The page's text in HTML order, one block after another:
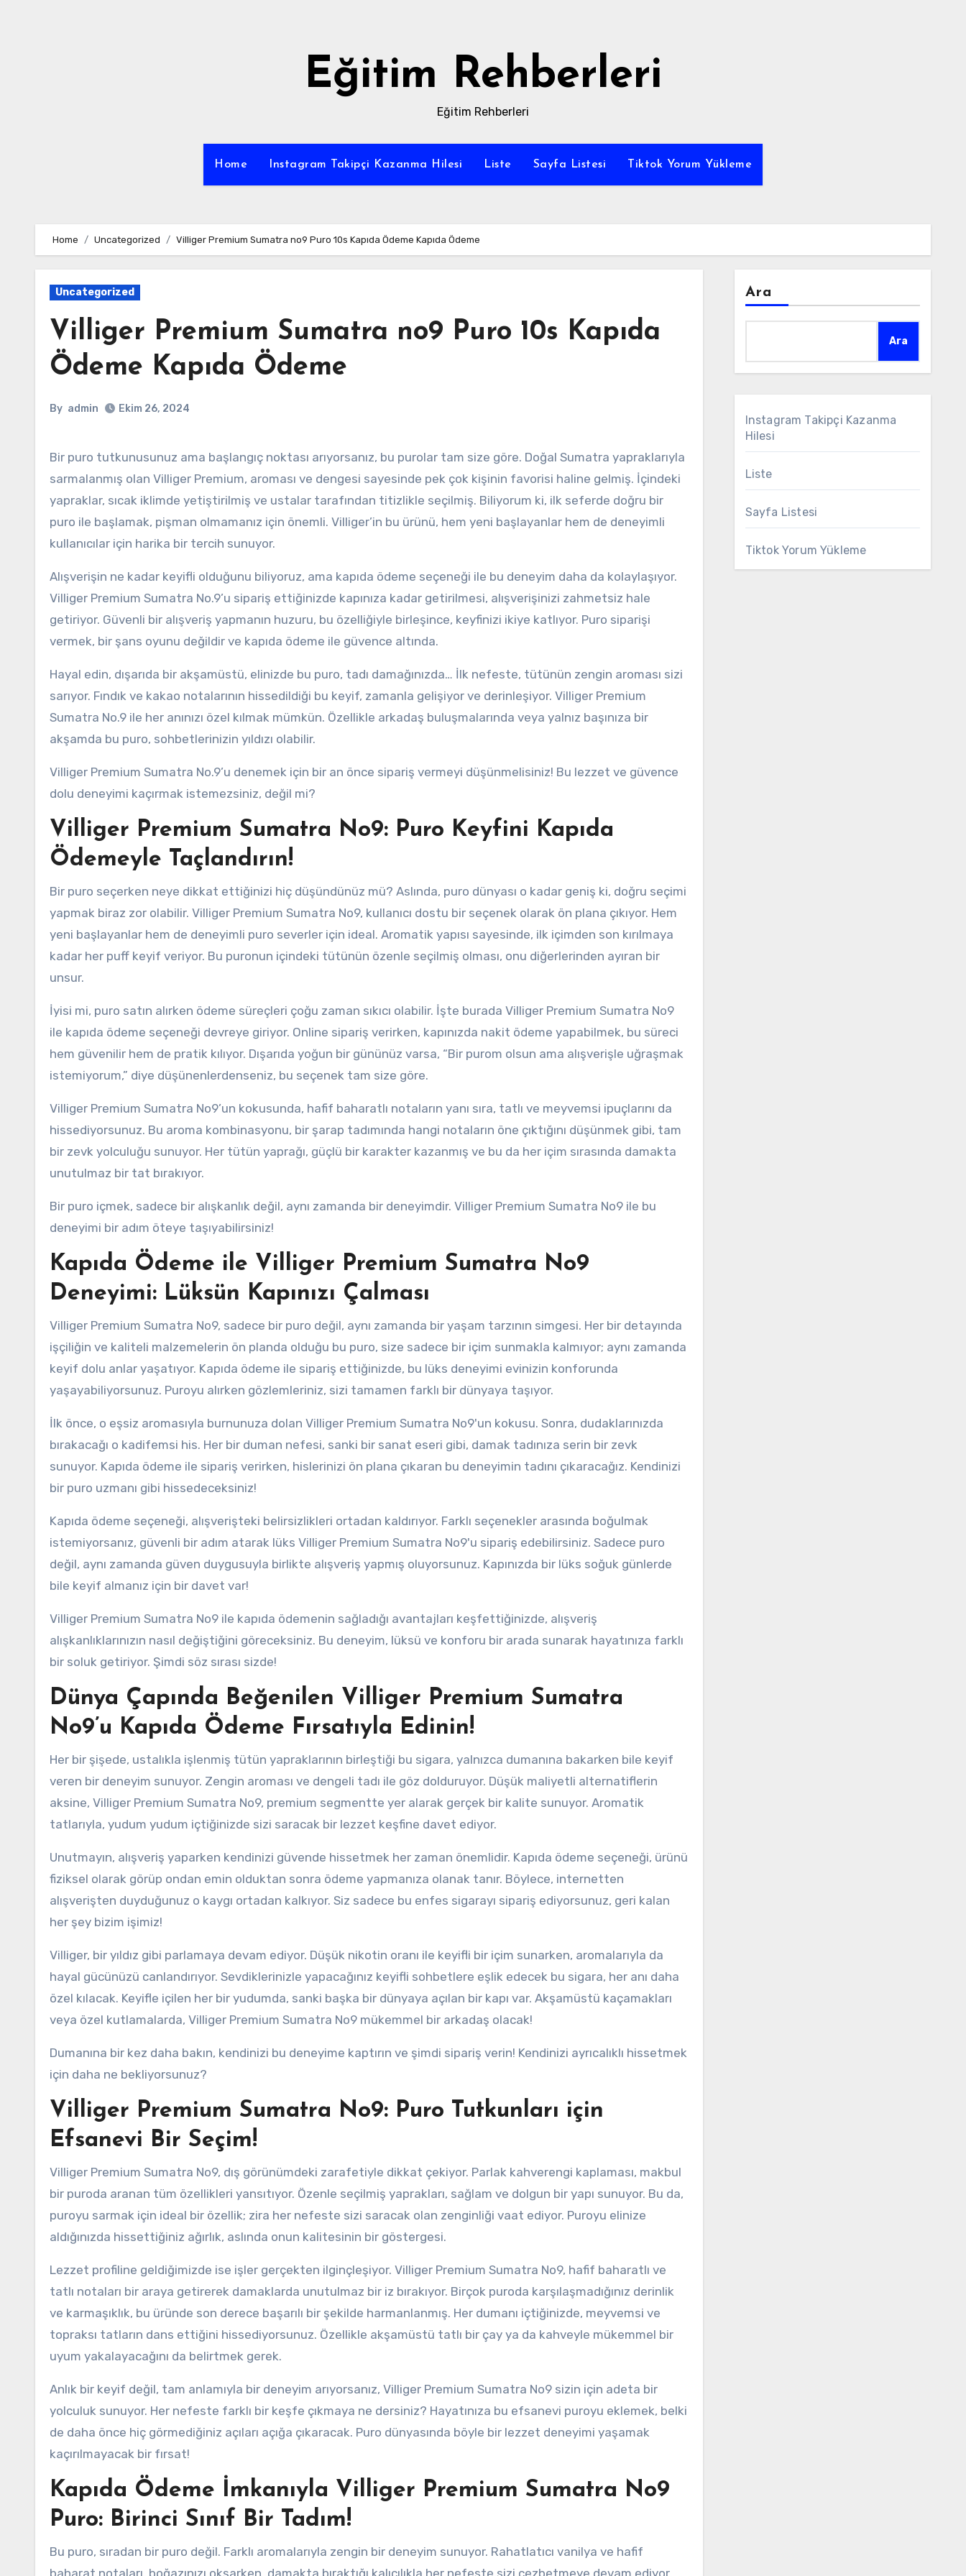
Eğitim Rehberleri
Eğitim Rehberleri
Home Instagram Takipçi Kazanma Hilesi Liste Sayfa Listesi Tiktok Yorum Yükleme
Home Uncategorized Villiger Premium Sumatra no9 Puro 10s Kapıda Ödeme Kapıda Ödeme
Uncategorized
Villiger Premium Sumatra no9 Puro 10s Kapıda
Ödeme Kapıda Ödeme
By admin Ekim 26, 2024
Bir puro tutkunusunuz ama başlangıç noktası arıyorsanız, bu purolar tam size göre. Doğal Sumatra yapraklarıyla
sarmalanmış olan Villiger Premium, aroması ve dengesi sayesinde pek çok kişinin favorisi haline gelmiş. İçindeki
yapraklar, sıcak iklimde yetiştirilmiş ve ustalar tarafından titizlikle seçilmiş. Biliyorum ki, ilk seferde doğru bir
puro ile başlamak, pişman olmamanız için önemli. Villiger’in bu ürünü, hem yeni başlayanlar hem de deneyimli
kullanıcılar için harika bir tercih sunuyor.
Alışverişin ne kadar keyifli olduğunu biliyoruz, ama kapıda ödeme seçeneği ile bu deneyim daha da kolaylaşıyor.
Villiger Premium Sumatra No.9’u sipariş ettiğinizde kapınıza kadar getirilmesi, alışverişinizi zahmetsiz hale
getiriyor. Güvenli bir alışveriş yapmanın huzuru, bu özelliğiyle birleşince, keyfinizi ikiye katlıyor. Puro siparişi
vermek, bir şans oyunu değildir ve kapıda ödeme ile güvence altında.
Hayal edin, dışarıda bir akşamüstü, elinizde bu puro, tadı damağınızda… İlk nefeste, tütünün zengin aroması sizi
sarıyor. Fındık ve kakao notalarının hissedildiği bu keyif, zamanla gelişiyor ve derinleşiyor. Villiger Premium
Sumatra No.9 ile her anınızı özel kılmak mümkün. Özellikle arkadaş buluşmalarında veya yalnız başınıza bir
akşamda bu puro, sohbetlerinizin yıldızı olabilir.
Villiger Premium Sumatra No.9’u denemek için bir an önce sipariş vermeyi düşünmelisiniz! Bu lezzet ve güvence
dolu deneyimi kaçırmak istemezsiniz, değil mi?
Villiger Premium Sumatra No9: Puro Keyfini Kapıda
Ödemeyle Taçlandırın!
Bir puro seçerken neye dikkat ettiğinizi hiç düşündünüz mü? Aslında, puro dünyası o kadar geniş ki, doğru seçimi
yapmak biraz zor olabilir. Villiger Premium Sumatra No9, kullanıcı dostu bir seçenek olarak ön plana çıkıyor. Hem
yeni başlayanlar hem de deneyimli puro severler için ideal. Aromatik yapısı sayesinde, ilk içimden son kırılmaya
kadar her puff keyif veriyor. Bu puronun içindeki tütünün özenle seçilmiş olması, onu diğerlerinden ayıran bir
unsur.
İyisi mi, puro satın alırken ödeme süreçleri çoğu zaman sıkıcı olabilir. İşte burada Villiger Premium Sumatra No9
ile kapıda ödeme seçeneği devreye giriyor. Online sipariş verirken, kapınızda nakit ödeme yapabilmek, bu süreci
hem güvenilir hem de pratik kılıyor. Dışarıda yoğun bir gününüz varsa, “Bir purom olsun ama alışverişle uğraşmak
istemiyorum,” diye düşünenlerdenseniz, bu seçenek tam size göre.
Villiger Premium Sumatra No9’un kokusunda, hafif baharatlı notaların yanı sıra, tatlı ve meyvemsi ipuçlarını da
hissediyorsunuz. Bu aroma kombinasyonu, bir şarap tadımında hangi notaların öne çıktığını düşünmek gibi, tam
bir zevk yolculuğu sunuyor. Her tütün yaprağı, güçlü bir karakter kazanmış ve bu da her içim sırasında damakta
unutulmaz bir tat bırakıyor.
Bir puro içmek, sadece bir alışkanlık değil, aynı zamanda bir deneyimdir. Villiger Premium Sumatra No9 ile bu
deneyimi bir adım öteye taşıyabilirsiniz!
Kapıda Ödeme ile Villiger Premium Sumatra No9
Deneyimi: Lüksün Kapınızı Çalması
Villiger Premium Sumatra No9, sadece bir puro değil, aynı zamanda bir yaşam tarzının simgesi. Her bir detayında
işçiliğin ve kaliteli malzemelerin ön planda olduğu bu puro, size sadece bir içim sunmakla kalmıyor; aynı zamanda
keyif dolu anlar yaşatıyor. Kapıda ödeme ile sipariş ettiğinizde, bu lüks deneyimi evinizin konforunda
yaşayabiliyorsunuz. Puroyu alırken gözlemleriniz, sizi tamamen farklı bir dünyaya taşıyor.
İlk önce, o eşsiz aromasıyla burnunuza dolan Villiger Premium Sumatra No9'un kokusu. Sonra, dudaklarınızda
bırakacağı o kadifemsi his. Her bir duman nefesi, sanki bir sanat eseri gibi, damak tadınıza serin bir zevk
sunuyor. Kapıda ödeme ile sipariş verirken, hislerinizi ön plana çıkaran bu deneyimin tadını çıkaracağız. Kendinizi
bir puro uzmanı gibi hissedeceksiniz!
Kapıda ödeme seçeneği, alışverişteki belirsizlikleri ortadan kaldırıyor. Farklı seçenekler arasında boğulmak
istemiyorsanız, güvenli bir adım atarak lüks Villiger Premium Sumatra No9'u sipariş edebilirsiniz. Sadece puro
değil, aynı zamanda güven duygusuyla birlikte alışveriş yapmış oluyorsunuz. Kapınızda bir lüks soğuk günlerde
bile keyif almanız için bir davet var!
Villiger Premium Sumatra No9 ile kapıda ödemenin sağladığı avantajları keşfettiğinizde, alışveriş
alışkanlıklarınızın nasıl değiştiğini göreceksiniz. Bu deneyim, lüksü ve konforu bir arada sunarak hayatınıza farklı
bir soluk getiriyor. Şimdi söz sırası sizde!
Dünya Çapında Beğenilen Villiger Premium Sumatra
No9’u Kapıda Ödeme Fırsatıyla Edinin!
Her bir şişede, ustalıkla işlenmiş tütün yapraklarının birleştiği bu sigara, yalnızca dumanına bakarken bile keyif
veren bir deneyim sunuyor. Zengin aroması ve dengeli tadı ile göz dolduruyor. Düşük maliyetli alternatiflerin
aksine, Villiger Premium Sumatra No9, premium segmentte yer alarak gerçek bir kalite sunuyor. Aromatik
tatlarıyla, yudum yudum içtiğinizde sizi saracak bir lezzet keşfine davet ediyor.
Unutmayın, alışveriş yaparken kendinizi güvende hissetmek her zaman önemlidir. Kapıda ödeme seçeneği, ürünü
fiziksel olarak görüp ondan emin olduktan sonra ödeme yapmanıza olanak tanır. Böylece, internetten
alışverişten duyduğunuz o kaygı ortadan kalkıyor. Siz sadece bu enfes sigarayı sipariş ediyorsunuz, geri kalan
her şey bizim işimiz!
Villiger, bir yıldız gibi parlamaya devam ediyor. Düşük nikotin oranı ile keyifli bir içim sunarken, aromalarıyla da
hayal gücünüzü canlandırıyor. Sevdiklerinizle yapacağınız keyifli sohbetlere eşlik edecek bu sigara, her anı daha
özel kılacak. Keyifle içilen her bir yudumda, sanki başka bir dünyaya açılan bir kapı var. Akşamüstü kaçamakları
veya özel kutlamalarda, Villiger Premium Sumatra No9 mükemmel bir arkadaş olacak!
Dumanına bir kez daha bakın, kendinizi bu deneyime kaptırın ve şimdi sipariş verin! Kendinizi ayrıcalıklı hissetmek
için daha ne bekliyorsunuz?
Villiger Premium Sumatra No9: Puro Tutkunları için
Efsanevi Bir Seçim!
Villiger Premium Sumatra No9, dış görünümdeki zarafetiyle dikkat çekiyor. Parlak kahverengi kaplaması, makbul
bir puroda aranan tüm özellikleri yansıtıyor. Özenle seçilmiş yaprakları, sağlam ve dolgun bir yapı sunuyor. Bu da,
puroyu sarmak için ideal bir özellik; zira her nefeste sizi saracak olan zenginliği vaat ediyor. Puroyu elinize
aldığınızda hissettiğiniz ağırlık, aslında onun kalitesinin bir göstergesi.
Lezzet profiline geldiğimizde ise işler gerçekten ilginçleşiyor. Villiger Premium Sumatra No9, hafif baharatlı ve
tatlı notaları bir araya getirerek damaklarda unutulmaz bir iz bırakıyor. Birçok puroda karşılaşmadığınız derinlik
ve karmaşıklık, bu üründe son derece başarılı bir şekilde harmanlanmış. Her dumanı içtiğinizde, meyvemsi ve
topraksı tatların dans ettiğini hissediyorsunuz. Özellikle akşamüstü tatlı bir çay ya da kahveyle mükemmel bir
uyum yakalayacağını da belirtmek gerek.
Anlık bir keyif değil, tam anlamıyla bir deneyim arıyorsanız, Villiger Premium Sumatra No9 sizin için adeta bir
yolculuk sunuyor. Her nefeste farklı bir keşfe çıkmaya ne dersiniz? Hayatınıza bu efsanevi puroyu eklemek, belki
de daha önce hiç görmediğiniz açıları açığa çıkaracak. Puro dünyasında böyle bir lezzet deneyimi yaşamak
kaçırılmayacak bir fırsat!
Kapıda Ödeme İmkanıyla Villiger Premium Sumatra No9
Puro: Birinci Sınıf Bir Tadım!
Bu puro, sıradan bir puro değil. Farklı aromalarıyla zengin bir deneyim sunuyor. Rahatlatıcı vanilya ve hafif
baharat notaları, boğazınızı okşarken, damakta bıraktığı kalıcılıkla her nefeste sizi cezbetmeye devam ediyor.
Ara
Ara
Instagram Takipçi Kazanma
Hilesi
Liste
Sayfa Listesi
Tiktok Yorum Yükleme